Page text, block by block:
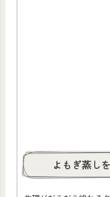
よもぎ蒸し